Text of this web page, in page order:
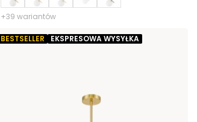
+39 wariantów
BESTSELLER EKSPRESOWA WYSYŁKA